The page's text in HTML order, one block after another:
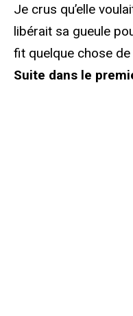
Je crus qu’elle
libérait sa gueule
fit quelque chose
Suite dans le